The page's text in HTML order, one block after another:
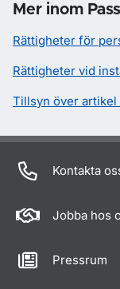
Mer inom
Rättigheter för
Rättigheter vid
Tillsyn över artikel
Kontakta
Jobba hos
Pressrum